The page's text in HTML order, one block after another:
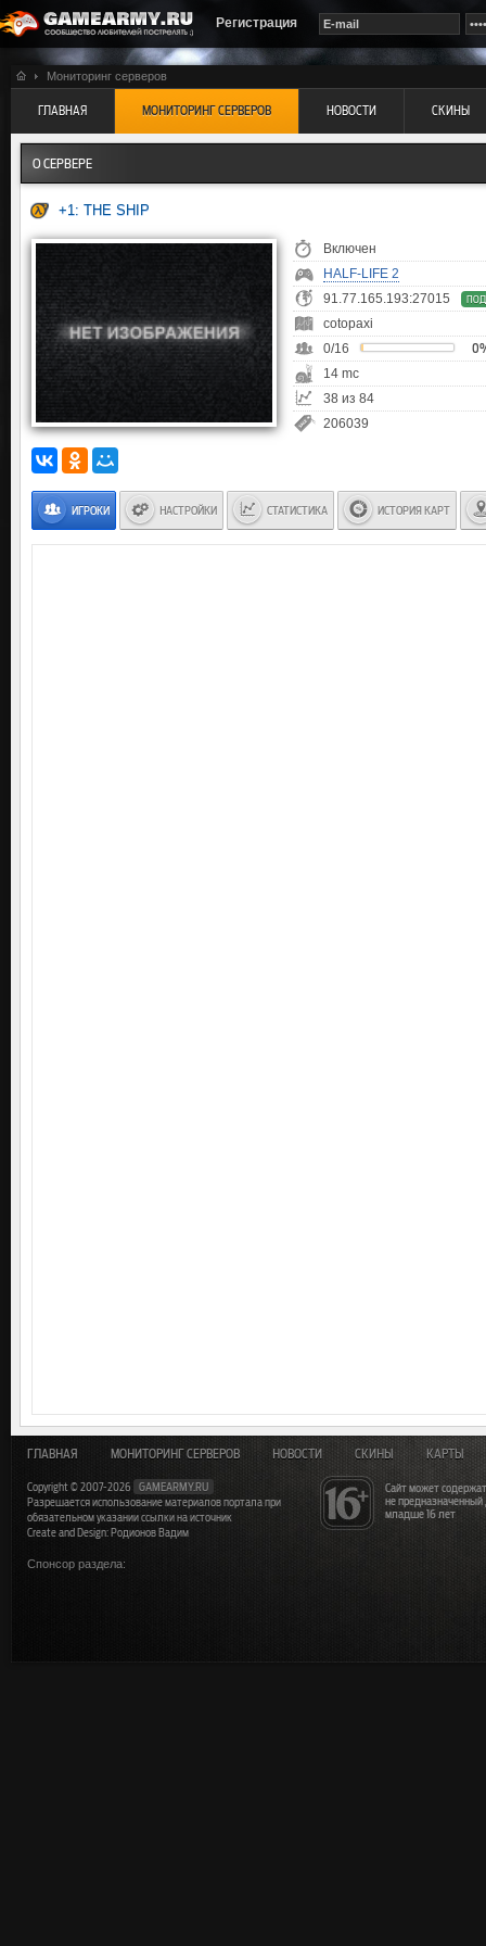
Регистрация
Мониторинг серверов
ГЛАВНАЯ МОНИТОРИНГ СЕРВЕРОВ НОВОСТИ СКИНЫ
О СЕРВЕРЕ
+1: THE SHIP
Включен
HALF-LIFE 2
91.77.165.193:27015
cotopaxi
0/16
14 mc
38 из 84
206039
ИГРОКИ НАСТРОЙКИ СТАТИСТИКА ИСТОРИЯ КАРТ
Сайт может
не
младше 16 лет
ГЛАВНАЯ МОНИТОРИНГ СЕРВЕРОВ НОВОСТИ СКИНЫ КАРТЫ
Copyright © 2007-2026
GAMEARMY.RU
Разрешается использование материалов портала при
обязательном указании ссылки на источник
Create and Design: Родионов Вадим
Спонсор раздела: